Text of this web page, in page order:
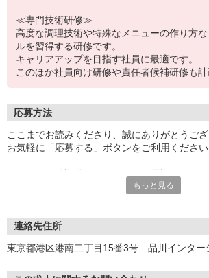
≪専門技術研修≫
高度な調理技術や特殊なメニューの作り方
ルを習得する研修です。
キャリアアップを目指す社員に最適です。
このほか社員向け研修や責任者候補研修も
応募方法
ここまでお読みくださり、誠にありがとうござ
お気軽に「応募する」ボタンをご利用ください
エントリー確認後、こちらよりお電話または
お電話の際は「イーアイデムを見た」と伝え
面接時には履歴書（写真貼付）をご持参くだ
もっと見る
連絡先住所
東京都港区港南二丁目15番3号 品川インター